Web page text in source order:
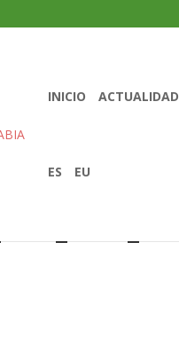
INICIO ACTUALIDAD
ES EU